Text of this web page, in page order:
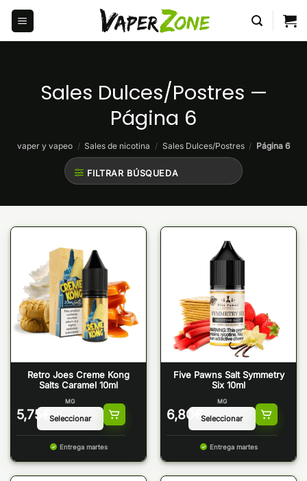
Saltar
contenido
Sales Dulces/Postres —
Página 6
vaper y vapeo / Sales de nicotina / Sales Dulces/Postres / Página 6
FILTRAR BÚSQUEDA
Retro Joes Creme Kong
Salts Caramel 10ml
5,75 €
MG
Entrega martes
Five Pawns Salt Symmetry
Six 10ml
6,80 €
MG
Entrega martes